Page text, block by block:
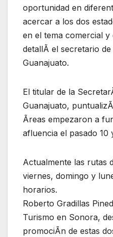
oportunidad en
acercar a los dos
en el tema comercial y
detallÃ el secretario
Guanajuato.
El titular de la
Guanajuato,
Ãreas empezaron a
afluencia el pasado 10
Actualmente las rutas
viernes, domingo y
horarios.
Roberto Gradillas
Turismo en Sonora,
promociÃn de estas